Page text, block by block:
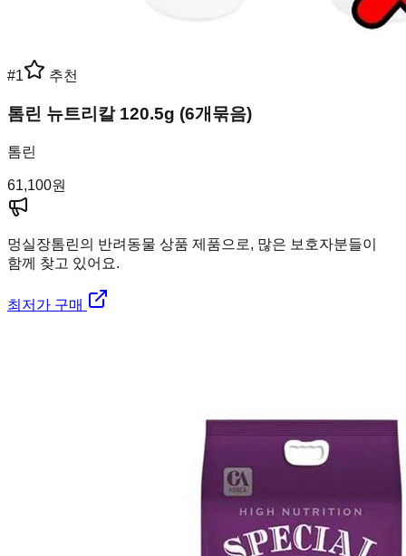
#1 추천
톰린 뉴트리칼 120.5g (6개묶음)
톰린
61,100원
멍실장톰린의 반려동물 상품 제품으로, 많은 보호자분들이
함께 찾고 있어요.
최저가 구매